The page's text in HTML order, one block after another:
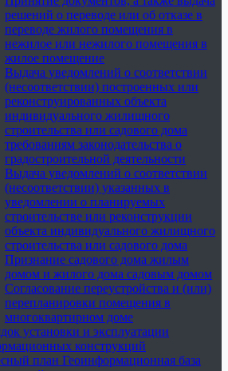
решений о переводе или об отказе в
переводе жилого помещения в
нежилое или нежилого помещения в
жилое помещение
Выдача уведомлений о соответствии
(несоответствии) построенных или
реконструированных объекта
индивидуального жилищного
строительства или садового дома
требованиям законодательства о
градостроительной деятельности
Выдача уведомлений о соответствии
(несоответствии) указанных в
уведомлении о планируемых
строительстве или реконструкции
объекта индивидуального жилищного
строительства или садового дома
Признание садового дома жилым
домом и жилого дома садовым домом
Согласование переустройства и (или)
перепланировки помещения в
многоквартирном доме
установки и эксплуатации
конструкций
план Геоинформационная база